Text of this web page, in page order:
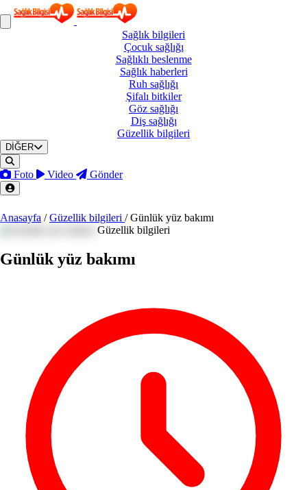
Sağlık bilgileri
Çocuk sağlığı
Sağlıklı beslenme
Sağlık haberleri
Ruh sağlığı
Şifalı bitkiler
Göz sağlığı
Diş sağlığı
Güzellik bilgileri
DİĞER
Foto Video Gönder
Anasayfa / Güzellik bilgileri / Günlük yüz bakımı
Güzellik bilgileri
Günlük yüz bakımı